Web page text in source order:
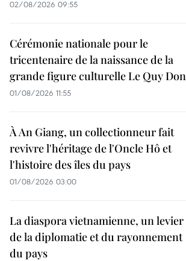
02/08/2026 09:55
Cérémonie nationale pour le
tricentenaire de la naissance de la
grande figure culturelle Le Quy Don
01/08/2026 11:55
À An Giang, un collectionneur fait
revivre l'héritage de l'Oncle Hô et
l'histoire des îles du pays
01/08/2026 03:00
La diaspora vietnamienne, un levier
de la diplomatie et du rayonnement
du pays